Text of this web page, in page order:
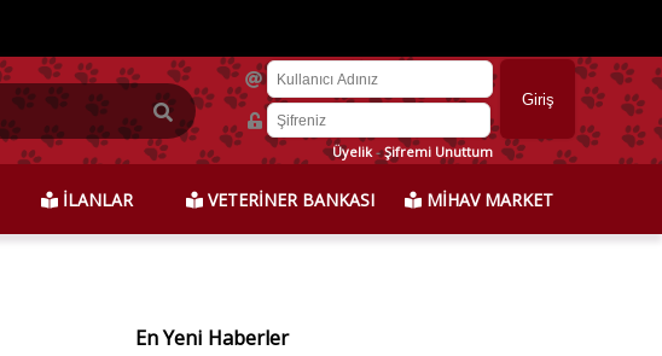
Üyelik-Şifremi Unuttum
İLANLAR VETERİNER BANKASI MİHAV MARKET
En Yeni Haberler